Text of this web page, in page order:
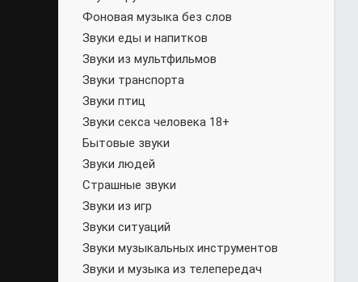
Фоновая музыка без слов
Звуки еды и напитков
Звуки из мультфильмов
Звуки транспорта
Звуки птиц
Звуки секса человека 18+
Бытовые звуки
Звуки людей
Страшные звуки
Звуки из игр
Звуки ситуаций
Звуки музыкальных инструментов
Звуки и музыка из телепередач